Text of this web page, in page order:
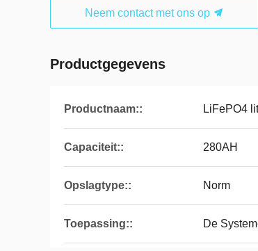
Neem contact met ons op
Productgegevens
Productnaam:: LiFePO4
Capaciteit:: 280AH
Opslagtype:: Norm
Toepassing:: De